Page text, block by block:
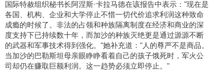
国际特赦组织秘书长阿涅斯·卡拉马德在该报告中表示："现在是
各国、机构、企业和大学停止不惜一切代价追求利润这种致命
成瘾的时候了。非法的占领和种族隔离制度在经济和商业的深
度支持下已持续数十年，而加沙的种族灭绝更是通过源源不断
的武器和军事技术得到强化。"她补充道："人的尊严不是商品。
当加沙的巴勒斯坦母亲眼睁睁看着自己的孩子饿死时，军火公
司却仍在赚取巨额利润。这一趋势必须立即停止。"